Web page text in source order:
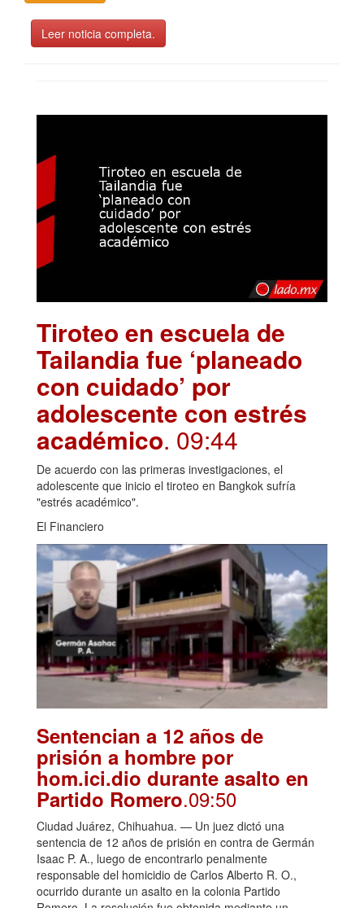
Leer noticia completa.
Tiroteo en escuela de
Tailandia fue ‘planeado
con cuidado’ por
adolescente con estrés
académico. 09:44
De acuerdo con las primeras investigaciones, el
adolescente que inicio el tiroteo en Bangkok sufría
"estrés académico".
El Financiero
Sentencian a 12 años de
prisión a hombre por
hom.ici.dio durante asalto en
Partido Romero.09:50
Ciudad Juárez, Chihuahua. — Un juez dictó una
sentencia de 12 años de prisión en contra de Germán
Isaac P. A., luego de encontrarlo penalmente
responsable del homicidio de Carlos Alberto R. O.,
ocurrido durante un asalto en la colonia Partido